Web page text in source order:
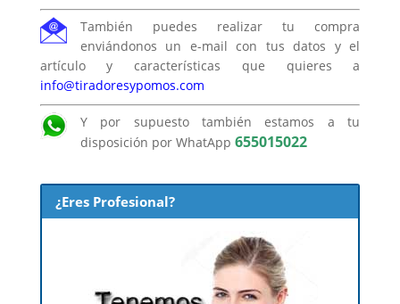
También puedes realizar tu compra
enviándonos un e-mail con tus datos y el
artículo y características que quieres a
info@tiradoresypomos.com
Y por supuesto también estamos a tu
disposición por WhatApp 655015022
¿Eres Profesional?